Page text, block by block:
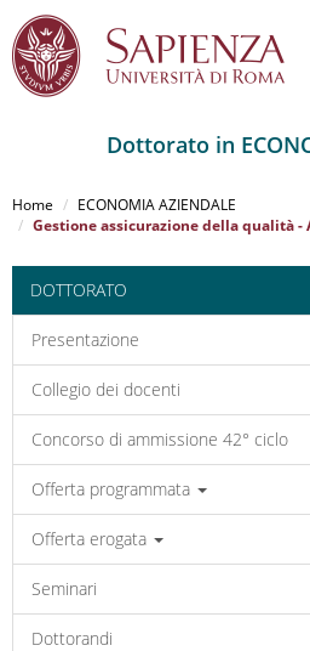
al
contenuto
Dottorato in
Home
ECONOMIA AZIENDALE
Gestione assicurazione della qualità -
DOTTORATO
Presentazione
Collegio dei docenti
Concorso di ammissione 42° ciclo
Offerta programmata
Offerta erogata
Seminari
Dottorandi